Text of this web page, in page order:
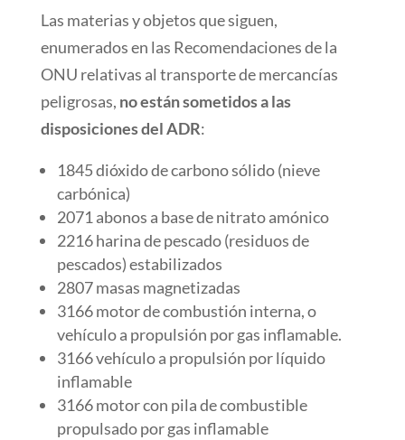
Las materias y objetos que siguen,
enumerados en las Recomendaciones de la
ONU relativas al transporte de mercancías
peligrosas, no están sometidos a las
disposiciones del ADR:
1845 dióxido de carbono sólido (nieve
carbónica)
2071 abonos a base de nitrato amónico
2216 harina de pescado (residuos de
pescados) estabilizados
2807 masas magnetizadas
3166 motor de combustión interna, o
vehículo a propulsión por gas inflamable.
3166 vehículo a propulsión por líquido
inflamable
3166 motor con pila de combustible
propulsado por gas inflamable